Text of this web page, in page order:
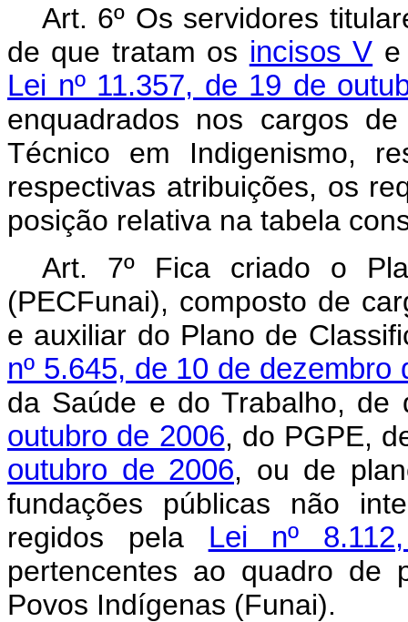
Art. 6º Os servidores
de que tratam os incisos V
Lei nº 11.357, de 19 de
enquadrados nos cargos
Técnico em Indigenismo,
respectivas atribuições, os
posição relativa na tabela
Art. 7º Fica criado o
(PECFunai), composto de
e auxiliar do Plano de
nº 5.645, de 10 de dezembro
da Saúde e do Trabalho,
outubro de 2006, do PGPE,
outubro de 2006, ou de
fundações públicas não
regidos pela Lei nº
pertencentes ao quadro de
Povos Indígenas (Funai).